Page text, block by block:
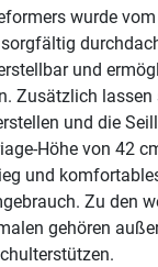
wurde
und
Zusätzlich lassen
und die
Höhe von 42
und
Zu den
gehören